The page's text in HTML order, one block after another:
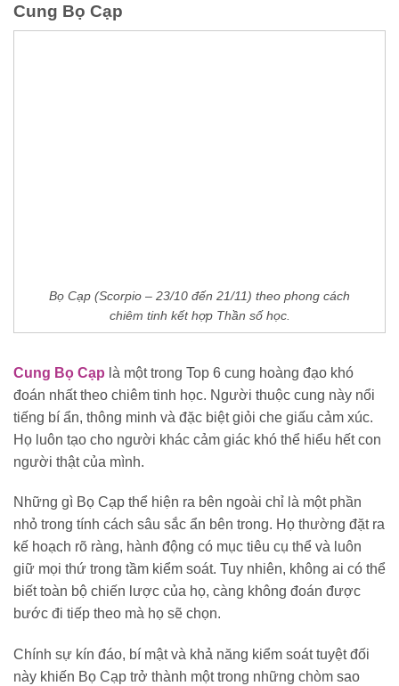
Cung Bọ Cạp
Bọ Cạp (Scorpio – 23/10 đến 21/11) theo phong cách
chiêm tinh kết hợp Thần số học.
Cung Bọ Cạp là một trong Top 6 cung hoàng đạo khó
đoán nhất theo chiêm tinh học. Người thuộc cung này nổi
tiếng bí ẩn, thông minh và đặc biệt giỏi che giấu cảm xúc.
Họ luôn tạo cho người khác cảm giác khó thể hiểu hết con
người thật của mình.
Những gì Bọ Cạp thể hiện ra bên ngoài chỉ là một phần
nhỏ trong tính cách sâu sắc ẩn bên trong. Họ thường đặt ra
kế hoạch rõ ràng, hành động có mục tiêu cụ thể và luôn
giữ mọi thứ trong tầm kiểm soát. Tuy nhiên, không ai có thể
biết toàn bộ chiến lược của họ, càng không đoán được
bước đi tiếp theo mà họ sẽ chọn.
Chính sự kín đáo, bí mật và khả năng kiểm soát tuyệt đối
này khiến Bọ Cạp trở thành một trong những chòm sao